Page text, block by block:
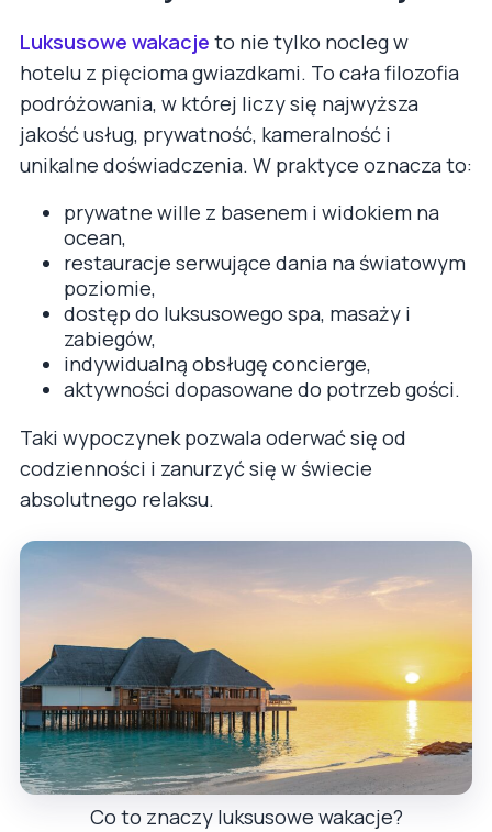
Luksusowe wakacje to nie tylko nocleg w
hotelu z pięcioma gwiazdkami. To cała filozofia
podróżowania, w której liczy się najwyższa
jakość usług, prywatność, kameralność i
unikalne doświadczenia. W praktyce oznacza to:
prywatne wille z basenem i widokiem na
ocean,
restauracje serwujące dania na światowym
poziomie,
dostęp do luksusowego spa, masaży i
zabiegów,
indywidualną obsługę concierge,
aktywności dopasowane do potrzeb gości.
Taki wypoczynek pozwala oderwać się od
codzienności i zanurzyć się w świecie
absolutnego relaksu.
Co to znaczy luksusowe wakacje?